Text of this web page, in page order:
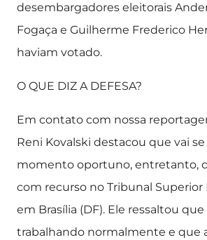
desembargadores eleitorais
Fogaça e Guilherme Frederico
haviam votado.
O QUE DIZ A DEFESA?
Em contato com nossa
Reni Kovalski destacou que vai
momento oportuno, entretanto,
com recurso no Tribunal Superior
em Brasília (DF). Ele ressaltou
trabalhando normalmente e que